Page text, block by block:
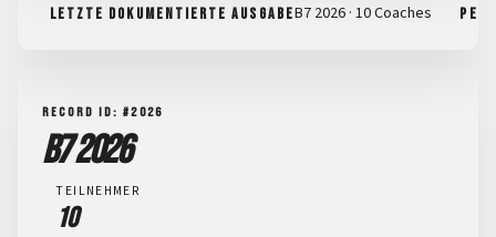
LETZTE DOKUMENTIERTE AUSGABEB7 2026 · 10 Coaches
RECORD ID: #2026
B7 2026
TEILNEHMER
10